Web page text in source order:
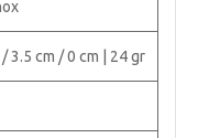
3.5 cm / 0 cm | 24 gr